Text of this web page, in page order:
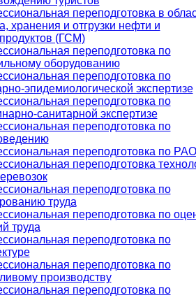
переподготовка в
хранения и отгрузки нефти и
(ГСМ)
переподготовка по
оборудованию
переподготовка по
эпидемиологической экспертизе
переподготовка по
санитарной экспертизе
переподготовка по
переподготовка по
переподготовка
переподготовка по
труда
переподготовка по
труда
переподготовка по
переподготовка по
производству
переподготовка по